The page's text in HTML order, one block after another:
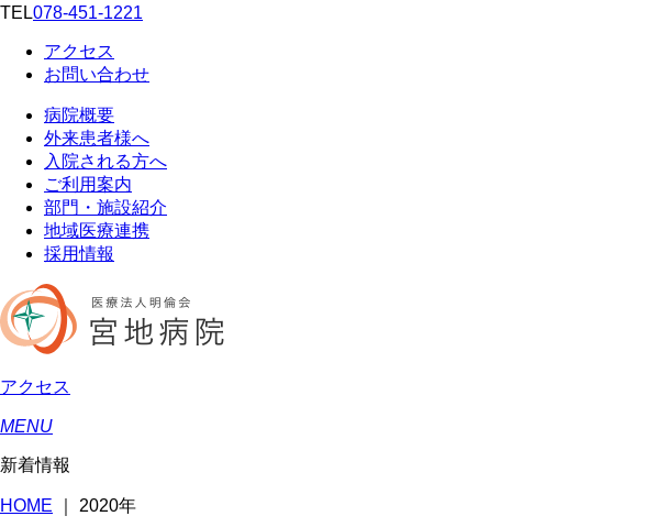
TEL078-451-1221
アクセス
お問い合わせ
病院概要
外来患者様へ
入院される方へ
ご利用案内
部門・施設紹介
地域医療連携
採用情報
アクセス
MENU
新着情報
HOME 2020年